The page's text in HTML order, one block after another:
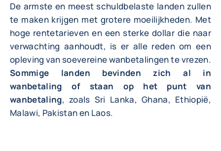
De armste en meest schuldbelaste landen zullen
te maken krijgen met grotere moeilijkheden. Met
hoge rentetarieven en een sterke dollar die naar
verwachting aanhoudt, is er alle reden om een
opleving van soevereine wanbetalingen te vrezen.
Sommige landen bevinden zich al in
wanbetaling of staan op het punt van
wanbetaling, zoals Sri Lanka, Ghana, Ethiopië,
Malawi, Pakistan en Laos.